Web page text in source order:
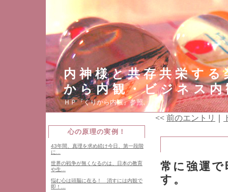
内神様と共存共栄す
から内観・ビジネス内
ＨＰ『くりから内観』参照。
心の原理の実例！
43年間、真理を求め続け今日、第一段階
に...
世界の戦争が無くなるのは、日本の教育
や生...
悩む心は頭脳に在る！ 消すには内観で
即！...
<< 前のエントリ
常に強運
す。